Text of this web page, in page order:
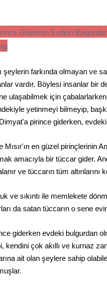
Giderken Evdeki
farkında olmayan ve
vardır. Böylesi insanlar bir
ulaşabilmek için
yetinmeyi bilmeyip,
pirince giderken,
en güzel pirinçlerinin
amacıyla bir tüccar gider.
ve tüccarın tüm altınlarını
ve sıkıntı ile memlekete
da satan tüccarın o sene
giderken evdeki bulgurdan
kendini çok akıllı ve kurnaz
ait olan şeylere sahip